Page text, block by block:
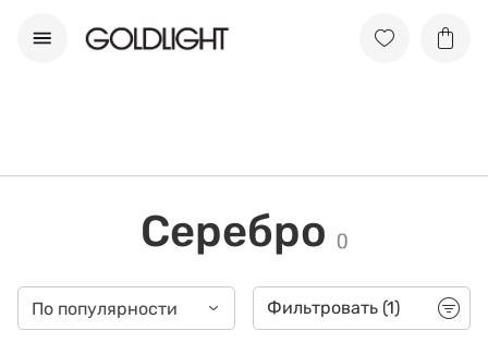
Серебро ()
По популярности Фильтровать (1)